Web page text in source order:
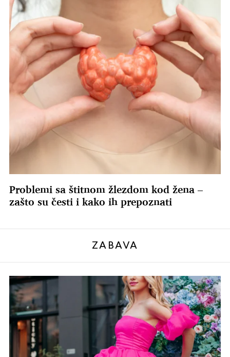
Problemi sa štitnom žlezdom kod žena –
zašto su česti i kako ih prepoznati
ZABAVA